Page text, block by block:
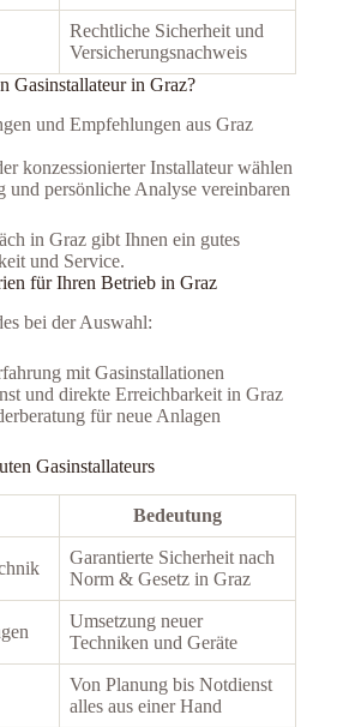
Rechtliche Sicherheit und
Versicherungsnachweis
Gasinstallateur in Graz?
und Empfehlungen aus Graz
konzessionierter Installateur wählen
und persönliche Analyse vereinbaren
in Graz gibt Ihnen ein gutes
und Service.
für Ihren Betrieb in Graz
bei der Auswahl:
mit Gasinstallationen
und direkte Erreichbarkeit in Graz
für neue Anlagen
Gasinstallateurs
Bedeutung
Garantierte Sicherheit nach
Norm & Gesetz in Graz
Umsetzung neuer
Techniken und Geräte
Von Planung bis Notdienst
alles aus einer Hand